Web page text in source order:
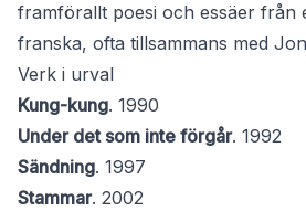
framförallt poesi och essäer från
franska, ofta tillsammans med
Verk i urval
Kung-kung. 1990
Under det som inte förgår. 1992
Sändning. 1997
Stammar. 2002